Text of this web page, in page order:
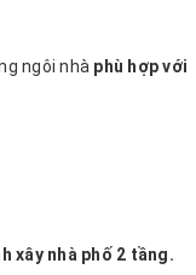
ngôi nhà phù hợp với
xây nhà phố 2 tầng.